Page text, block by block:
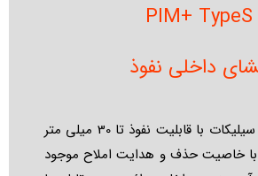
PIM+ TypeS
داخلی نفوذ
مایع پایه آب نانو سیلیکات با قابلیت نفوذ تا 30 میلی متر
خاصیت حذف و هدایت املاح موجود